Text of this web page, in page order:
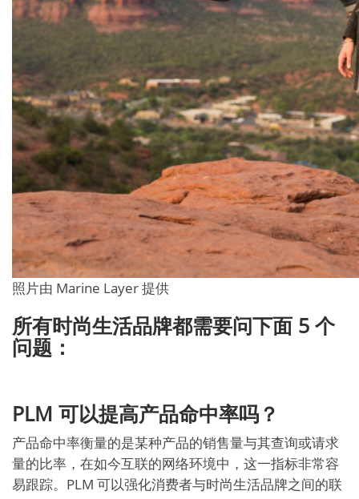
照片由 Marine Layer 提供
所有时尚生活品牌都需要问下面 5 个
问题：
PLM 可以提高产品命中率吗？
产品命中率衡量的是某种产品的销售量与其查询或请求
量的比率，在如今互联的网络环境中，这一指标非常容
易跟踪。PLM 可以强化消费者与时尚生活品牌之间的联